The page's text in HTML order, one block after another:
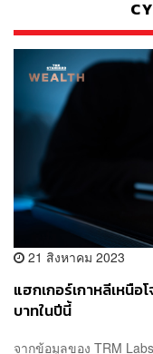
21 สิงหาคม 2023
แฮกเกอร์เกาหลีเหนือ
บาทในปีนี้
จากข้อมูลของ TRM